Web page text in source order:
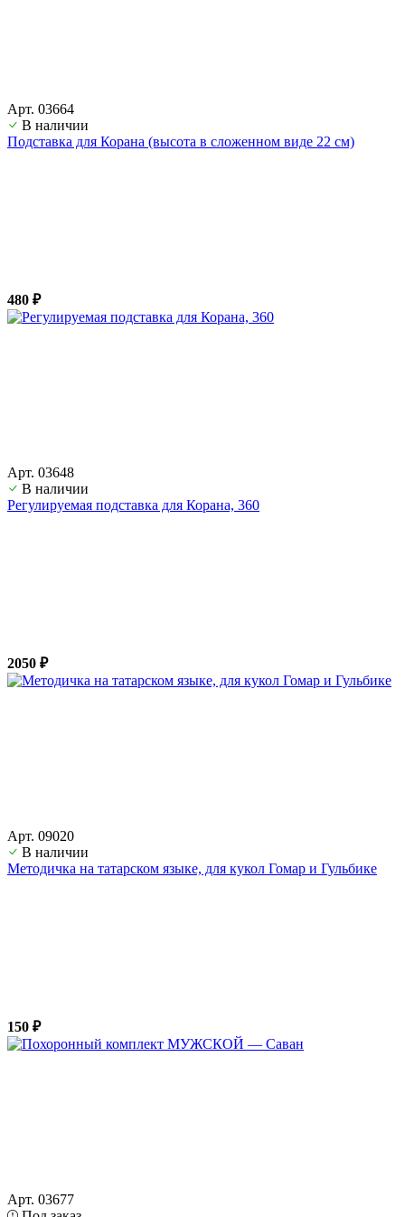
Арт. 03664
В наличии
Подставка для Корана (высота в сложенном виде 22 см)
480 ₽
Арт. 03648
В наличии
Регулируемая подставка для Корана, 360
2050 ₽
Арт. 09020
В наличии
Методичка на татарском языке, для кукол Гомар и Гульбике
150 ₽
Арт. 03677